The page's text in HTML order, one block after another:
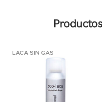
LACA SIN GAS